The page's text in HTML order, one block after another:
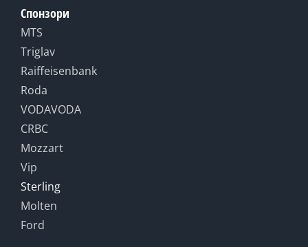
Спонзори
MTS
Triglav
Raiffeisenbank
Roda
VODAVODA
CRBC
Mozzart
Vip
Sterling
Molten
Ford